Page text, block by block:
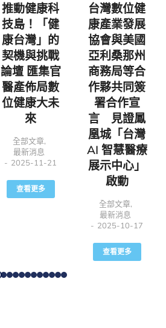
推動健康科
技島！「健
康台灣」的
契機與挑戰
論壇 匯集官
醫產佈局數
位健康大未
來
全部文章,
最新消息
2025-11-21
查看更多
台灣數位健
康產業發展
協會與美國
亞利桑那州
商務局等合
作夥共同簽
署合作宣
言 見證鳳
凰城「台灣
AI 智慧醫療
展示中心」
啟動
全部文章,
最新消息
2025-10-17
查看更多